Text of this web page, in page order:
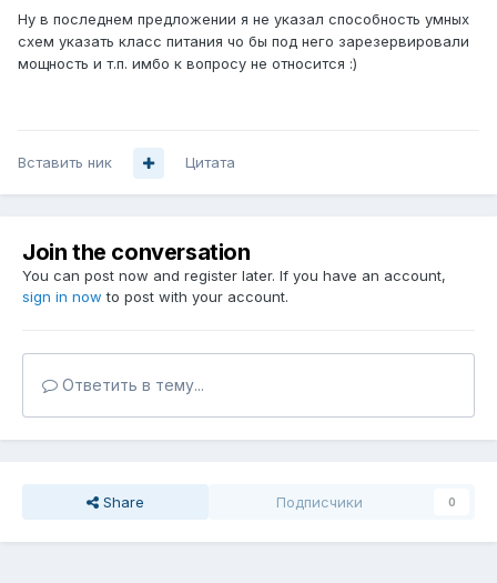
Ну в последнем предложении я не указал способность умных
схем указать класс питания чо бы под него зарезервировали
мощность и т.п. имбо к вопросу не относится :)
Вставить ник Цитата
Join the conversation
You can post now and register later. If you have an account,
sign in now to post with your account.
Ответить в тему...
Share Подписчики 0